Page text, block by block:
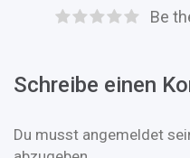
Be
Schreibe einen
Du musst angemeldet